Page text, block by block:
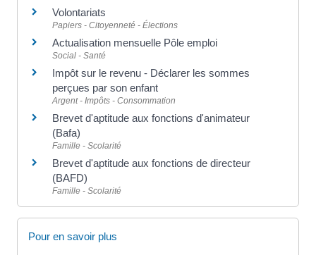
Volontariats
Papiers - Citoyenneté - Élections
Actualisation mensuelle Pôle emploi
Social - Santé
Impôt sur le revenu - Déclarer les sommes
perçues par son enfant
Argent - Impôts - Consommation
Brevet d'aptitude aux fonctions d'animateur
(Bafa)
Famille - Scolarité
Brevet d'aptitude aux fonctions de directeur
(BAFD)
Famille - Scolarité
Pour en savoir plus